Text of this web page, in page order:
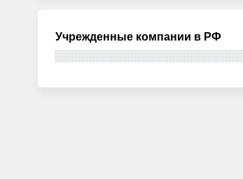
Учрежденные компании в РФ